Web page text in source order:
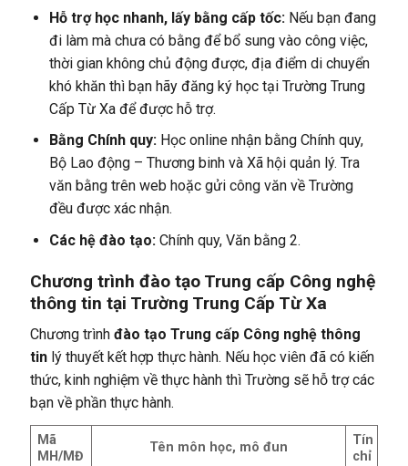
Hỗ trợ học nhanh, lấy bằng cấp tốc:Nếu bạn đang
đi làm mà chưa có bằng để bổ sung vào công việc,
thời gian không chủ động được, địa điểm di chuyển
khó khăn thì bạn hãy đăng ký học tại Trường Trung
Cấp Từ Xa để được hỗ trợ.
Bằng Chính quy:Học online nhận bằng Chính quy,
Bộ Lao động – Thương binh và Xã hội quản lý. Tra
văn bằng trên web hoặc gửi công văn về Trường
đều được xác nhận.
Các hệ đào tạo:Chính quy, Văn bằng 2.
Chương trình đào tạo Trung cấp Công nghệ
thông tin tại Trường Trung Cấp Từ Xa
Chương trìnhđào tạo Trung cấp Công nghệ thông
tinlý thuyết kết hợp thực hành. Nếu học viên đã có kiến
thức, kinh nghiệm về thực hành thì Trường sẽ hỗ trợ các
bạn về phần thực hành.
Mã
MH/MĐ
Tên môn học, mô đun
Tín
chỉ